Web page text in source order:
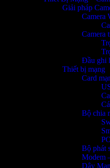
Giải pháp
Camera
Camera
Đầu ghi
Thiết bị mạng
Card
Bộ chia
Bộ phát
Modem
Dây